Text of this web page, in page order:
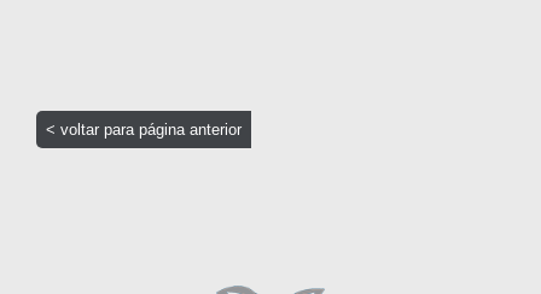
< voltar para página anterior